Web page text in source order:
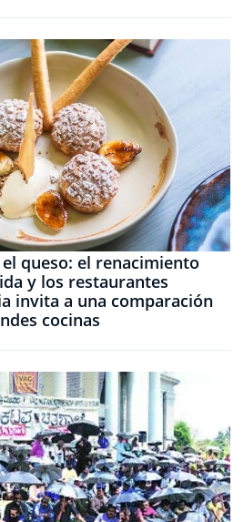
queso: el renacimiento
y los restaurantes
invita a una comparación
cocinas